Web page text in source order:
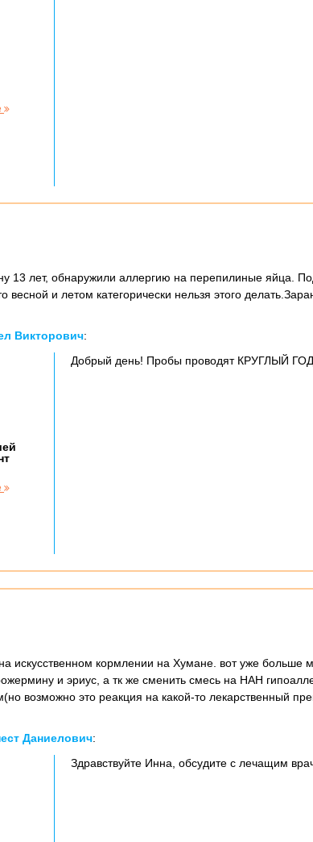
13 лет, обнаружили аллергию на перепилиные яйца.
и летом категорически нельзя этого
Викторович:
Добрый день! Пробы проводят КРУГЛЫЙ
искусственном кормлении на Хумане. вот уже больше
и эриус, а тк же сменить смесь на НАН
возможно это реакция на какой-то лекарственный
Даниелович:
Здравствуйте Инна, обсудите с лечащим